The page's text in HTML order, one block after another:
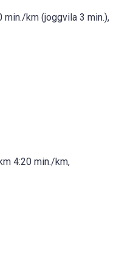
min./km (joggvila 3 min.),
4:20 min./km,